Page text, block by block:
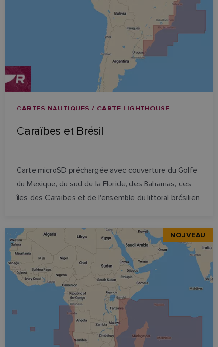
CARTES NAUTIQUES / CARTE LIGHTHOUSE
Caraïbes et Brésil
Carte microSD préchargée avec couverture du Golfe
du Mexique, du sud de la Floride, des Bahamas, des
îles des Caraïbes et de l'ensemble du littoral brésilien.
NOUVEAU